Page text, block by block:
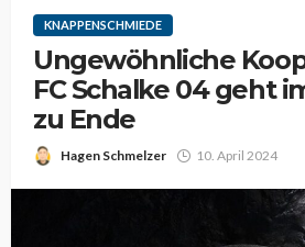
KNAPPENSCHMIEDE
Ungewöhnliche
FC Schalke 04 geht
zu Ende
Hagen Schmelzer 10. April 2024